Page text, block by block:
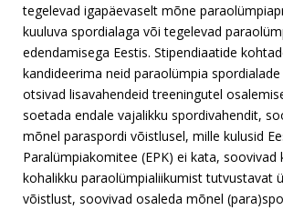
tegelevad igapäevaselt mõne
kuuluva spordialaga või tegelevad
edendamisega Eestis. Stipendiaatide
kandideerima neid paraolümpia
otsivad lisavahendeid treeningutel
soetada endale vajalikku spordivahendit,
mõnel paraspordi võistlusel, mille kulusid
Paralümpiakomitee (EPK) ei kata, soovivad
kohalikku paraolümpialiikumist tutvustavat
võistlust, soovivad osaleda mõnel